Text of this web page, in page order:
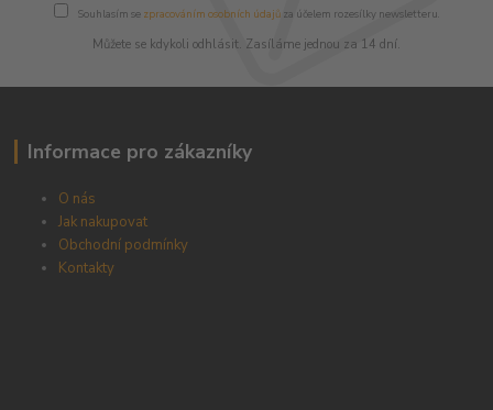
Souhlasím se zpracováním osobních údajůza účelem rozesílky newsletteru.
Můžete se kdykoli odhlásit. Zasíláme jednou za 14 dní.
Informace pro zákazníky
O nás
Jak nakupovat
Obchodní podmínky
Kontakty